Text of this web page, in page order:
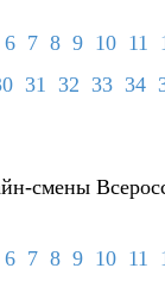
6 7 8 9 10 11
31 32 33 34
смены
6 7 8 9 10 11